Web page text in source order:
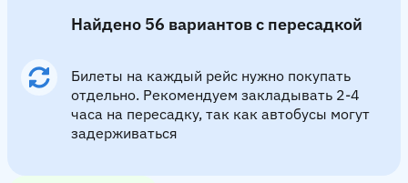
Найдено 56 вариантов с пересадкой
Билеты на каждый рейс нужно покупать
отдельно. Рекомендуем закладывать 2-4
часа на пересадку, так как автобусы могут
задерживаться